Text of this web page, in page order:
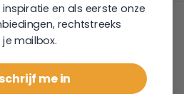
Waarborg en 1% for the
prijzen zijn inclusief BTW.
en als eerste onze
rechtstreeks
je mailbox.
me in